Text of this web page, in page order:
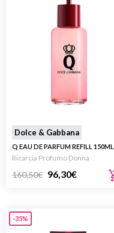
Dolce & Gabbana
Q EAU DE PARFUM REFILL 150ML
Ricarcia Profumo Donna
160,50€ 96,30€
-35%